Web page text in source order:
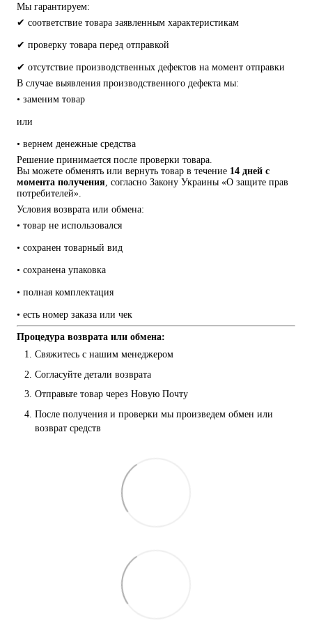
Мы гарантируем:
✔ соответствие товара заявленным характеристикам
✔ проверку товара перед отправкой
✔ отсутствие производственных дефектов на момент отправки
В случае выявления производственного дефекта мы:
• заменим товар
или
• вернем денежные средства
Решение принимается после проверки товара.
Вы можете обменять или вернуть товар в течение 14 дней с
момента получения, согласно Закону Украины «О защите прав
потребителей».
Условия возврата или обмена:
• товар не использовался
• сохранен товарный вид
• сохранена упаковка
• полная комплектация
• есть номер заказа или чек
Процедура возврата или обмена:
Свяжитесь с нашим менеджером
Согласуйте детали возврата
Отправьте товар через Новую Почту
После получения и проверки мы произведем обмен или
возврат средств